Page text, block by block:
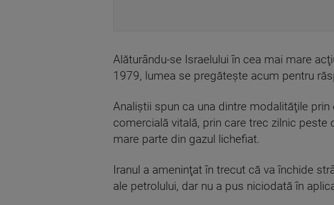
Alăturându-se Israelului în cea mai mare
1979, lumea se pregăteşte acum pentru
Analiştii spun ca una dintre modalităţile
comercială vitală, prin care trec zilnic
mare parte din gazul lichefiat.
Iranul a ameninţat în trecut că va închide
ale petrolului, dar nu a pus niciodată în